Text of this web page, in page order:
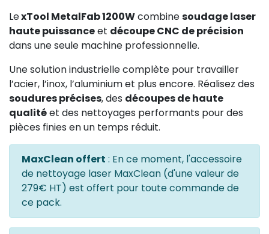
LexTool MetalFab 1200Wcombinesoudage laser
haute puissanceet découpe CNC de précision
dans une seule machine professionnelle.
Une solution industrielle complète pour travailler
l’acier, l’inox, l’aluminium et plus encore. Réalisez des
soudures précises, des découpes de haute
qualitéet des nettoyages performants pour des
pièces finies en un temps réduit.
MaxClean offert : En ce moment, l'accessoire
de nettoyage laser MaxClean (d'une valeur de
279€ HT) est offert pour toute commande de
ce pack.